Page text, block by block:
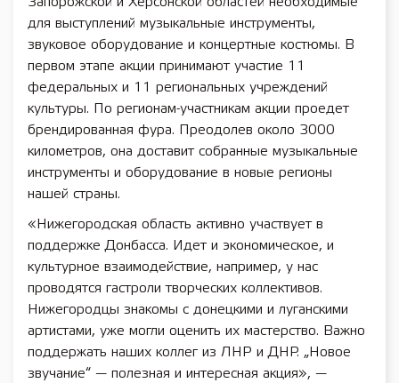
для выступлений музыкальные инструменты,
звуковое оборудование и концертные костюмы. В
первом этапе акции принимают участие 11
федеральных и 11 региональных учреждений
культуры. По регионам-участникам акции проедет
брендированная фура. Преодолев около 3000
километров, она доставит собранные музыкальные
инструменты и оборудование в новые регионы
нашей страны.
«Нижегородская область активно участвует в
поддержке Донбасса. Идет и экономическое, и
культурное взаимодействие, например, у нас
проводятся гастроли творческих коллективов.
Нижегородцы знакомы с донецкими и луганскими
артистами, уже могли оценить их мастерство. Важно
поддержать наших коллег из ЛНР и ДНР. „Новое
звучание“ — полезная и интересная акция», —